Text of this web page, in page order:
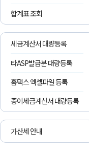
합계표 조회
세금계산서 대량등록
타ASP발급분 대량등록
홈택스 엑셀파일 등록
종이세금계산서 대량등록
가산세 안내